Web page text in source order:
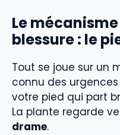
Le
blessure : le
Tout se joue sur un
connu des
votre pied qui part
La plante regarde
drame.